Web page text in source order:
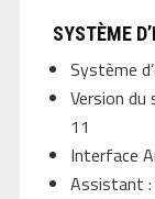
SYSTÈME
Système
Version du
11
Interface
Assistant :